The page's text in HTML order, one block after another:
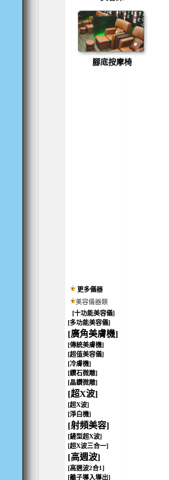
美容床
更多儀器
美容儀器類
[十功能美容儀]
[多功能美容儀]
[廣角美膚機]
[傳統美膚機]
[超值美容儀]
[冷膚機]
[鑽石微雕]
[晶鑽微雕]
[超X波]
[超X波]
[淨白機]
[射頻美容]
[鏟型超X波]
[超X波三合一]
[高週波]
[高週波2合1]
[離子導入導出]